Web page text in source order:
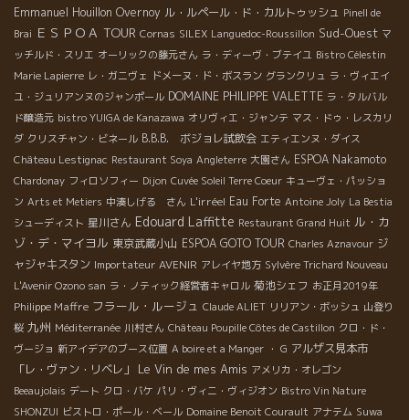
Emmanuel Houillon Overnoy ル・ルペール・ド・カルトゥッシュ Pinell de
Brai ＥＳＰＯＡ TOUR Cornas SILEX Languedoc-Roussillon Sud-Ouest マ
ッチルド・スリエ オーリックの藤元さん ラ・ディーヴ・ブテイユ Bistro Célestin
Marie Lapierre レ・ガニヴェ ドメーヌ・ド・ボスラン グランクリュ ラ・ヴィエイ
ユ・ジュリアンヌのジャンポール DOMAINE PHILIPPE VALETTE ラ・タルバル
ド醸造元 bistro YUIGA de Kanazawa オリヴィエ・ジャンテ マス・ドゥ・レスカリ
ダ クリスチャン・ビネール B.B.B. ボジョレ試飲会 エティエンヌ・ダイス
Château Lestignac Restaurant Soya Angleterre 大園さん ESPOA Nakamoto
Chardonay フィロソフィー Dijon Cuvée Soleil Terre Coeur キューヴェ・パッショ
ン Arts et Metiers 中湊しげる さん L'irréel Eau Forte Antoine Joly La Bestia
シューディスト 星川さん Edouard Laffitte Restaurant Grand Huit ル・カ
ゾ・デ・マイヨル 東京武蔵小山 ESPOA GOTO TOUR Charles Aznavour ジ
ャジャキスタン Importateur AVENIR アレイヤ地方 Sylvère Trichard Nouveau
L'Avenir Ozono san ラ・ノティック経営者キャロル 菊池シェフ お正月2019年
Philippe Maffre フラール・ルージュ Claude ALIET リリアン・ボッシュ 山登り
桜 九州 Méditerranée 川村さん Château Poupille Côtes de Castillon クロ・ド・
ヴージョ 新アイデアのブース位置 A boire et a Manger ・ G アルザス見本市
「レ・ヴァン・リベレ」
Le Vin de mes Amis アメリカ・オレゴン
Beeaujolais デート クロ・バケ パリ・ヴィニ・ヴィジオン Bistro Vin Nature
SHONZUI ビストロ・ポール・ベール Domaine Benoit Courault アナテム Suwa